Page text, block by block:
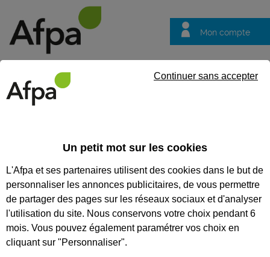
Mon compte
questions
Eligible au CPF * Formation certifiante
RÉALISER LA COUVERTURE DE
COMBLES DE FORMES
DIVERSES EN PETITS
Un petit mot sur les cookies
L'Afpa et ses partenaires utilisent des cookies dans le but de
personnaliser les annonces publicitaires, de vous permettre
de partager des pages sur les réseaux sociaux et d'analyser
l'utilisation du site. Nous conservons votre choix pendant 6
mois. Vous pouvez également paramétrer vos choix en
cliquant sur "Personnaliser".
Continuer sans accepter